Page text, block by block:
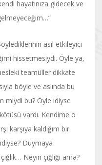
hayatınıza gidecek ve
asıl etkileyici
hissetmesiydi. Öyle ya,
teamüller dikkate
böyle ve aslında bu
miydi bu? Öyle idiyse
vardı. Kendime o
karşıya kaldığım bir
Duymaya
Neyin çığlığı ama?